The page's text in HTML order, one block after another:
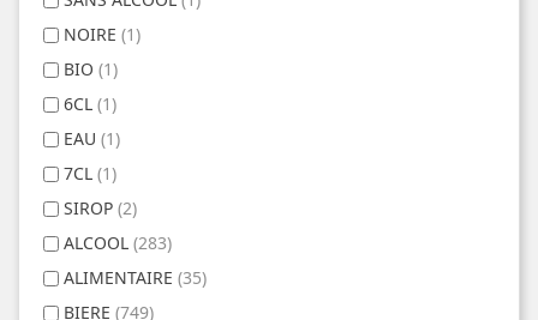
NOIRE (1)
BIO (1)
6CL (1)
EAU (1)
7CL (1)
SIROP (2)
ALCOOL (283)
ALIMENTAIRE (35)
BIERE (749)